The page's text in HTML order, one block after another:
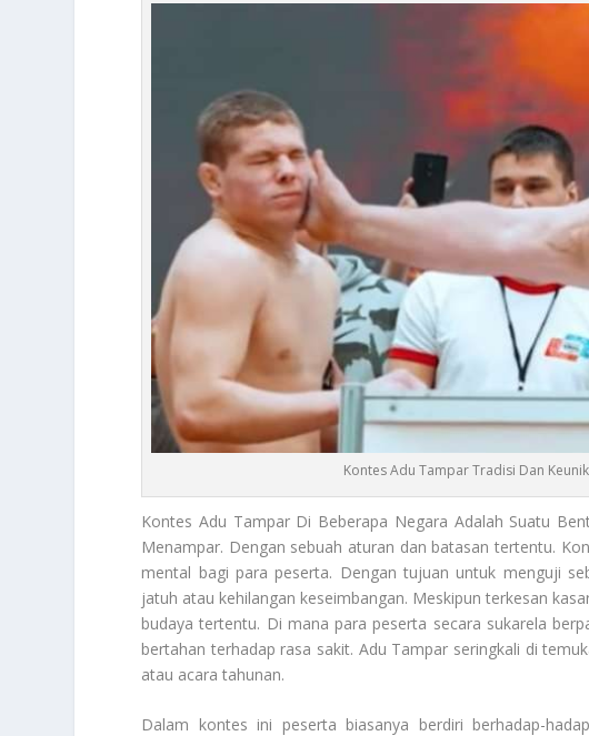
Kontes Adu Tampar Tradisi Dan
Kontes Adu TamparDi Beberapa Negara Adalah Suatu
Menampar. Dengan sebuah aturan dan batasan tertentu.
mental bagi para peserta. Dengan tujuan untuk menguji
jatuh atau kehilangan keseimbangan. Meskipun terkesan
budaya tertentu. Di mana para peserta secara sukarela
bertahan terhadap rasa sakit. Adu Tampar seringkali di
atau acara tahunan.
Dalam kontes ini peserta biasanya berdiri berhadap-